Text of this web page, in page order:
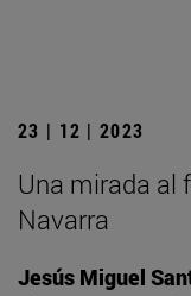
23 | 12 | 2023
Una mirada al
Navarra
Jesús Miguel